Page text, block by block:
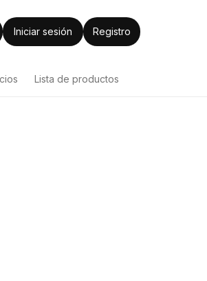
Iniciar sesión Registro
Lista de productos